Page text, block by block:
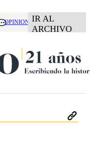
OPINION IR AL
ARCHIVO